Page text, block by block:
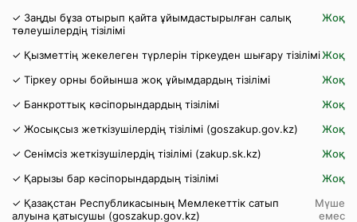
✓ Заңды бұза отырып қайта ұйымдастырылған салық
төлеушілердің тізілімі
Жоқ
✓ Қызметтің жекелеген түрлерін тіркеуден шығару тізіліміЖоқ
✓ Тіркеу орны бойынша жоқ ұйымдардың тізілімі
Жоқ
✓ Банкроттық кәсіпорындардың тізілімі
Жоқ
✓ Жосықсыз жеткізушілердің тізілімі (goszakup.gov.kz)
Жоқ
✓ Сенімсіз жеткізушілердің тізілімі (zakup.sk.kz)
Жоқ
✓ Қарызы бар кәсіпорындардың тізілімі
Жоқ
✓ Қазақстан Республикасының Мемлекеттік сатып
алуына қатысушы (goszakup.gov.kz)
Мүше
емес